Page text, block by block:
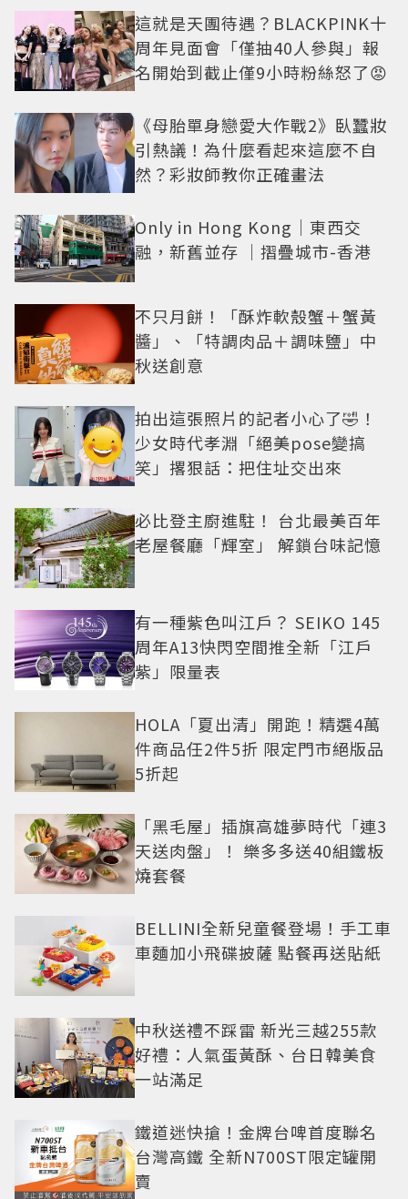
這就是天團待遇？BLACKPINK十
周年見面會「僅抽40人參與」報
名開始到截止僅9小時粉絲怒了😡
《母胎單身戀愛大作戰2》臥蠶妝
引熱議！為什麼看起來這麼不自
然？彩妝師教你正確畫法
Only in Hong Kong｜東西交
融，新舊並存 ｜摺疊城市-香港
不只月餅！「酥炸軟殼蟹＋蟹黃
醬」、「特調肉品＋調味鹽」中
秋送創意
拍出這張照片的記者小心了🤣！
少女時代孝淵「絕美pose變搞
笑」撂狠話：把住址交出來
必比登主廚進駐！ 台北最美百年
老屋餐廳「輝室」 解鎖台味記憶
有一種紫色叫江戶？ SEIKO 145
周年A13快閃空間推全新「江戶
紫」限量表
HOLA「夏出清」開跑！精選4萬
件商品任2件5折 限定門市絕版品
5折起
「黑毛屋」插旗高雄夢時代「連3
天送肉盤」！ 樂多多送40組鐵板
燒套餐
BELLINI全新兒童餐登場！手工車
車麵加小飛碟披薩 點餐再送貼紙
中秋送禮不踩雷 新光三越255款
好禮：人氣蛋黃酥、台日韓美食
一站滿足
鐵道迷快搶！金牌台啤首度聯名
台灣高鐵 全新N700ST限定罐開
賣